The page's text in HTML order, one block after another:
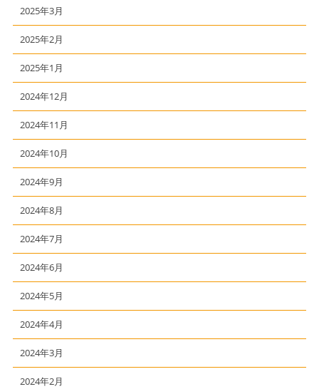
2025年3月
2025年2月
2025年1月
2024年12月
2024年11月
2024年10月
2024年9月
2024年8月
2024年7月
2024年6月
2024年5月
2024年4月
2024年3月
2024年2月